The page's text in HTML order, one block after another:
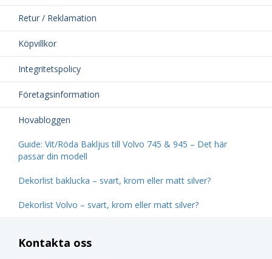
Retur / Reklamation
Köpvillkor
Integritetspolicy
Företagsinformation
Hovabloggen
Guide: Vit/Röda Bakljus till Volvo 745 & 945 – Det här
passar din modell
Dekorlist baklucka – svart, krom eller matt silver?
Dekorlist Volvo – svart, krom eller matt silver?
Kontakta oss